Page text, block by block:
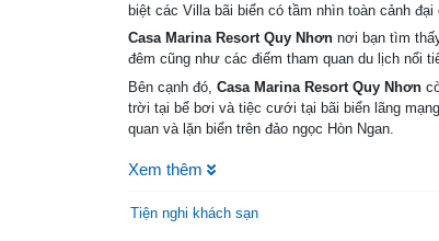
biệt các Villa bãi biển có tầm nhìn toàn cảnh
Casa Marina Resort Quy Nhơn nơi bạn tìm
đêm cũng như các điểm tham quan du lịch nổi
Bên cạnh đó, Casa Marina Resort Quy Nhơn
trời tại bể bơi và tiệc cưới tại bãi biển lãng
quan và lặn biển trên đảo ngọc Hòn Ngan.
giãn và thoải mái.
Xem thêm
Tiện nghi khách sạn